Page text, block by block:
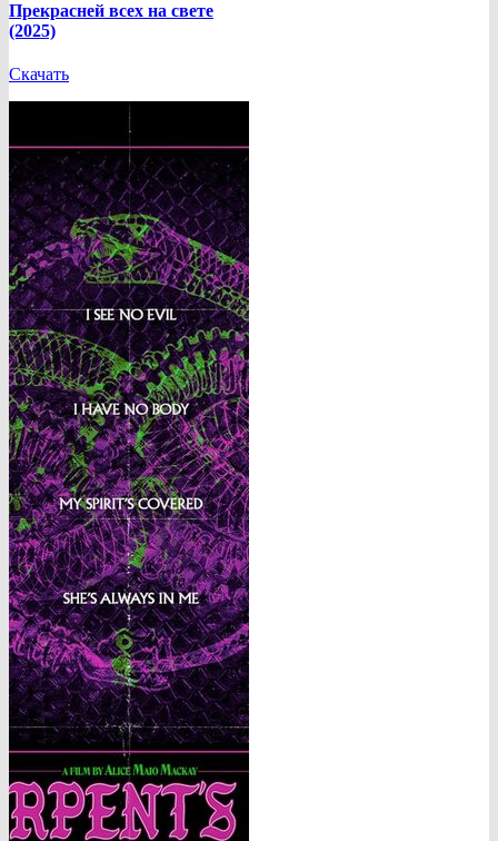
Прекрасней всех на свете
(2025)
Скачать